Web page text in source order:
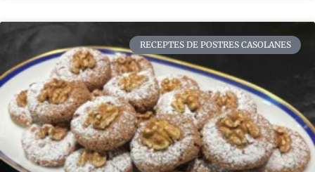
RECEPTES DE POSTRES CASOLANES